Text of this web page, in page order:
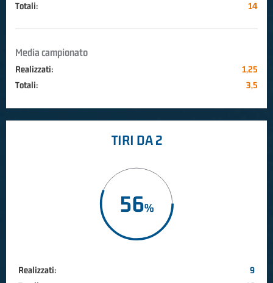
Totali:
14
Media campionato
Realizzati:
1,25
Totali:
3,5
TIRI DA 2
56
Realizzati:
9